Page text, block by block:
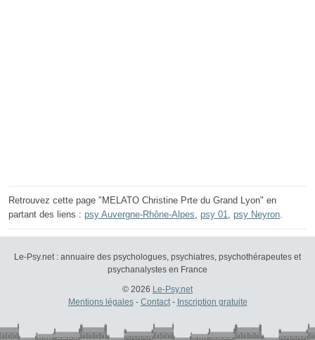
Retrouvez cette page "MELATO Christine Prte du Grand Lyon" en
partant des liens : psy Auvergne-Rhône-Alpes, psy 01, psy Neyron.
Le-Psy.net : annuaire des psychologues, psychiatres, psychothérapeutes et
psychanalystes en France
© 2026 Le-Psy.net
Mentions légales- Contact- Inscription gratuite